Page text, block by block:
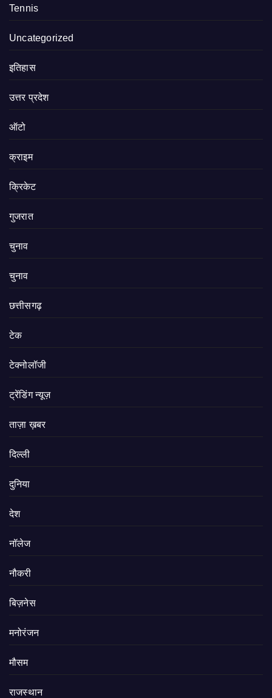
Tennis
Uncategorized
इतिहास
उत्तर प्रदेश
ऑटो
क्राइम
क्रिकेट
गुजरात
चुनाव
चुनाव
छत्तीसगढ़
टेक
टेक्नोलॉजी
ट्रेंडिंग न्यूज़
ताज़ा ख़बर
दिल्ली
दुनिया
देश
नॉलेज
नौकरी
बिज़नेस
मनोरंजन
मौसम
राजस्थान